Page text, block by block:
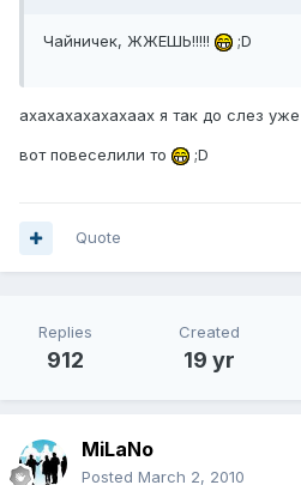
Чайничек, ЖЖЕШЬ!!!!! ;D
ахахахахахахаах я так до слез
вот повеселили то ;D
Quote
Replies
912
Created
19 yr
MiLaNo
Posted March 2, 2010